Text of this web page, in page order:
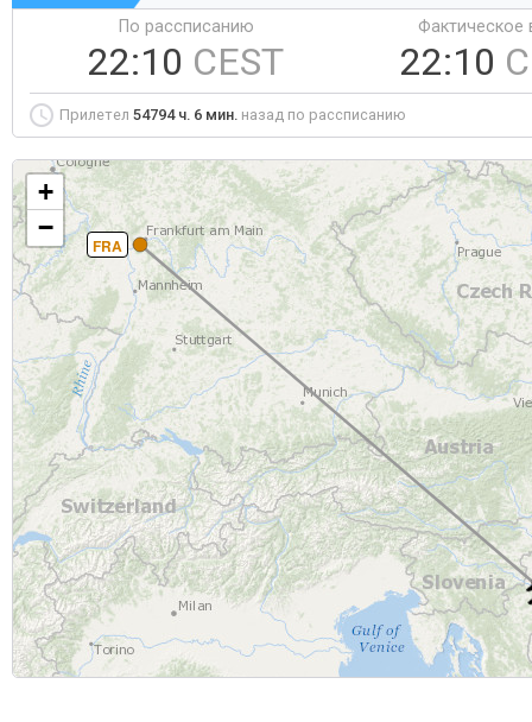
По рассписанию
22:10 CEST
Фактическое
22:10
Прилетел 54794 ч. 6 мин. назад по рассписанию
FRA
+
−